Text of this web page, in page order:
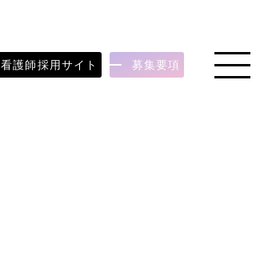
toggle
navigation
看護師採用サイト 募集要項